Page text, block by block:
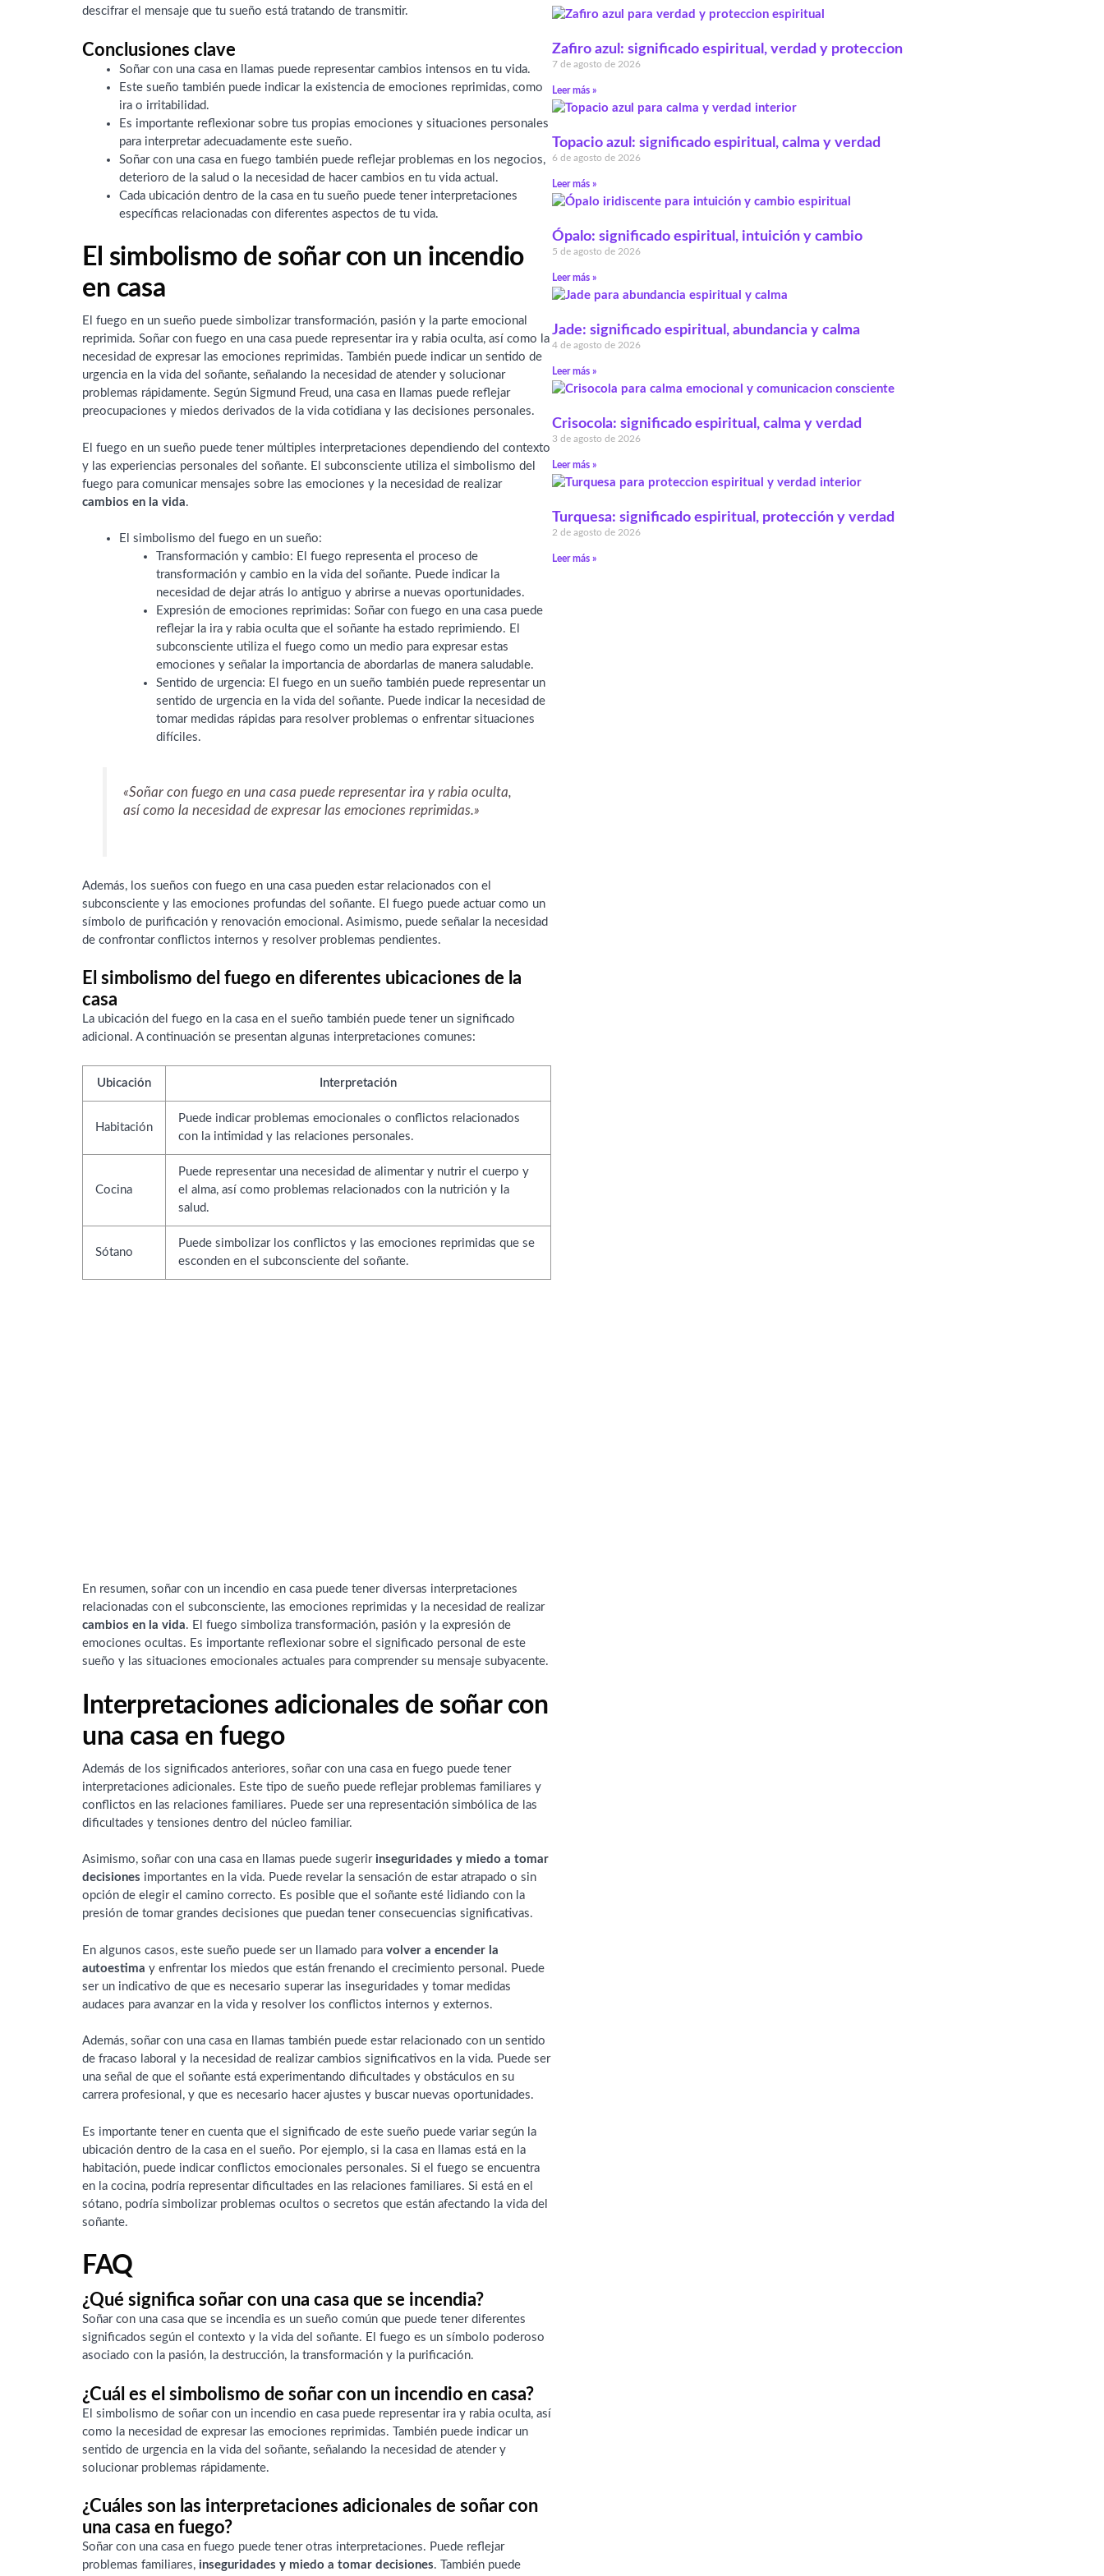
descifrar el mensaje que tu sueño está tratando de transmitir.
Conclusiones clave
Soñar con una casa en llamas puede representar cambios intensos en tu vida.
Este sueño también puede indicar la existencia de emociones reprimidas, como
ira o irritabilidad.
Es importante reflexionar sobre tus propias emociones y situaciones personales
para interpretar adecuadamente este sueño.
Soñar con una casa en fuego también puede reflejar problemas en los negocios,
deterioro de la salud o la necesidad de hacer cambios en tu vida actual.
Cada ubicación dentro de la casa en tu sueño puede tener interpretaciones
específicas relacionadas con diferentes aspectos de tu vida.
El simbolismo de soñar con un incendio
en casa
El fuego en un sueño puede simbolizar transformación, pasión y la parte emocional
reprimida. Soñar con fuego en una casa puede representar ira y rabia oculta, así como la
necesidad de expresar las emociones reprimidas. También puede indicar un sentido de
urgencia en la vida del soñante, señalando la necesidad de atender y solucionar
problemas rápidamente. Según Sigmund Freud, una casa en llamas puede reflejar
preocupaciones y miedos derivados de la vida cotidiana y las decisiones personales.
El fuego en un sueño puede tener múltiples interpretaciones dependiendo del contexto
y las experiencias personales del soñante. El subconsciente utiliza el simbolismo del
fuego para comunicar mensajes sobre las emociones y la necesidad de realizar
cambios en la vida.
El simbolismo del fuego en un sueño:
Transformación y cambio: El fuego representa el proceso de
transformación y cambio en la vida del soñante. Puede indicar la
necesidad de dejar atrás lo antiguo y abrirse a nuevas oportunidades.
Expresión de emociones reprimidas: Soñar con fuego en una casa puede
reflejar la ira y rabia oculta que el soñante ha estado reprimiendo. El
subconsciente utiliza el fuego como un medio para expresar estas
emociones y señalar la importancia de abordarlas de manera saludable.
Sentido de urgencia: El fuego en un sueño también puede representar un
sentido de urgencia en la vida del soñante. Puede indicar la necesidad de
tomar medidas rápidas para resolver problemas o enfrentar situaciones
difíciles.
«Soñar con fuego en una casa puede representar ira y rabia oculta,
así como la necesidad de expresar las emociones reprimidas.»
Además, los sueños con fuego en una casa pueden estar relacionados con el
subconsciente y las emociones profundas del soñante. El fuego puede actuar como un
símbolo de purificación y renovación emocional. Asimismo, puede señalar la necesidad
de confrontar conflictos internos y resolver problemas pendientes.
El simbolismo del fuego en diferentes ubicaciones de la
casa
La ubicación del fuego en la casa en el sueño también puede tener un significado
adicional. A continuación se presentan algunas interpretaciones comunes:
Ubicación Interpretación
Habitación
Puede indicar problemas emocionales o conflictos relacionados
con la intimidad y las relaciones personales.
Cocina
Puede representar una necesidad de alimentar y nutrir el cuerpo y
el alma, así como problemas relacionados con la nutrición y la
salud.
Sótano
Puede simbolizar los conflictos y las emociones reprimidas que se
esconden en el subconsciente del soñante.
En resumen, soñar con un incendio en casa puede tener diversas interpretaciones
relacionadas con el subconsciente, las emociones reprimidas y la necesidad de realizar
cambios en la vida. El fuego simboliza transformación, pasión y la expresión de
emociones ocultas. Es importante reflexionar sobre el significado personal de este
sueño y las situaciones emocionales actuales para comprender su mensaje subyacente.
Interpretaciones adicionales de soñar con
una casa en fuego
Además de los significados anteriores, soñar con una casa en fuego puede tener
interpretaciones adicionales. Este tipo de sueño puede reflejar problemas familiares y
conflictos en las relaciones familiares. Puede ser una representación simbólica de las
dificultades y tensiones dentro del núcleo familiar.
Asimismo, soñar con una casa en llamas puede sugeririnseguridades y miedo a tomar
decisiones importantes en la vida. Puede revelar la sensación de estar atrapado o sin
opción de elegir el camino correcto. Es posible que el soñante esté lidiando con la
presión de tomar grandes decisiones que puedan tener consecuencias significativas.
En algunos casos, este sueño puede ser un llamado paravolver a encender la
autoestima y enfrentar los miedos que están frenando el crecimiento personal. Puede
ser un indicativo de que es necesario superar las inseguridades y tomar medidas
audaces para avanzar en la vida y resolver los conflictos internos y externos.
Además, soñar con una casa en llamas también puede estar relacionado con un sentido
de fracaso laboral y la necesidad de realizar cambios significativos en la vida. Puede ser
una señal de que el soñante está experimentando dificultades y obstáculos en su
carrera profesional, y que es necesario hacer ajustes y buscar nuevas oportunidades.
Es importante tener en cuenta que el significado de este sueño puede variar según la
ubicación dentro de la casa en el sueño. Por ejemplo, si la casa en llamas está en la
habitación, puede indicar conflictos emocionales personales. Si el fuego se encuentra
en la cocina, podría representar dificultades en las relaciones familiares. Si está en el
sótano, podría simbolizar problemas ocultos o secretos que están afectando la vida del
soñante.
FAQ
¿Qué significa soñar con una casa que se incendia?
Soñar con una casa que se incendia es un sueño común que puede tener diferentes
significados según el contexto y la vida del soñante. El fuego es un símbolo poderoso
asociado con la pasión, la destrucción, la transformación y la purificación.
¿Cuál es el simbolismo de soñar con un incendio en casa?
El simbolismo de soñar con un incendio en casa puede representar ira y rabia oculta, así
como la necesidad de expresar las emociones reprimidas. También puede indicar un
sentido de urgencia en la vida del soñante, señalando la necesidad de atender y
solucionar problemas rápidamente.
¿Cuáles son las interpretaciones adicionales de soñar con
una casa en fuego?
Soñar con una casa en fuego puede tener otras interpretaciones. Puede reflejar
problemas familiares,inseguridades y miedo a tomar decisiones. También puede
Zafiro azul: significado espiritual, verdad y proteccion
7 de agosto de 2026
Leer más »
Topacio azul: significado espiritual, calma y verdad
6 de agosto de 2026
Leer más »
Ópalo: significado espiritual, intuición y cambio
5 de agosto de 2026
Leer más »
Jade: significado espiritual, abundancia y calma
4 de agosto de 2026
Leer más »
Crisocola: significado espiritual, calma y verdad
3 de agosto de 2026
Leer más »
Turquesa: significado espiritual, protección y verdad
2 de agosto de 2026
Leer más »